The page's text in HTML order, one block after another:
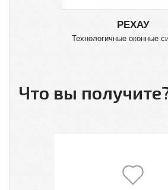
РЕХАУ
Технологичные оконные
Что вы